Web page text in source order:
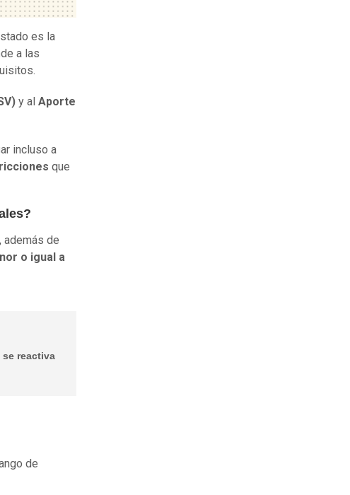
es la
a las
y al Aporte
incluso a
que
además de
o igual a
reactiva
de